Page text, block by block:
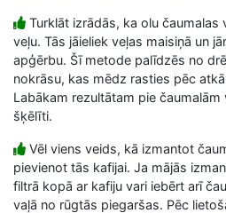
Turklāt izrādās, ka olu
veļu. Tās jāieliek veļas maisiņā un
apģērbu. Šī metode palīdzēs no
nokrāsu, kas mēdz rasties pēc
Labākam rezultātam pie
šķēlīti.
Vēl viens veids, kā izmantot
pievienot tās kafijai. Ja mājās
filtrā kopā ar kafiju vari iebērt arī
vaļā no rūgtās piegaršas. Pēc